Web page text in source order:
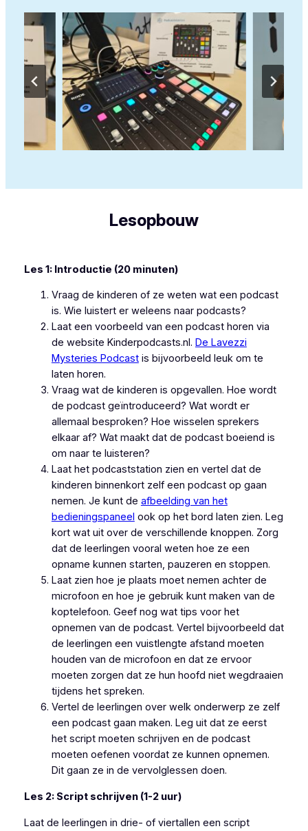
Lesopbouw
Les 1: Introductie (20 minuten)
Vraag de kinderen of ze weten wat een podcast
is. Wie luistert er weleens naar podcasts?
Laat een voorbeeld van een podcast horen via
de website Kinderpodcasts.nl. De Lavezzi
Mysteries Podcastis bijvoorbeeld leuk om te
laten horen.
Vraag wat de kinderen is opgevallen. Hoe wordt
de podcast geïntroduceerd? Wat wordt er
allemaal besproken? Hoe wisselen sprekers
elkaar af? Wat maakt dat de podcast boeiend is
om naar te luisteren?
Laat het podcaststation zien en vertel dat de
kinderen binnenkort zelf een podcast op gaan
nemen. Je kunt de afbeelding van het
bedieningspaneel ook op het bord laten zien. Leg
kort wat uit over de verschillende knoppen. Zorg
dat de leerlingen vooral weten hoe ze een
opname kunnen starten, pauzeren en stoppen.
Laat zien hoe je plaats moet nemen achter de
microfoon en hoe je gebruik kunt maken van de
koptelefoon. Geef nog wat tips voor het
opnemen van de podcast. Vertel bijvoorbeeld dat
de leerlingen een vuistlengte afstand moeten
houden van de microfoon en dat ze ervoor
moeten zorgen dat ze hun hoofd niet wegdraaien
tijdens het spreken.
Vertel de leerlingen over welk onderwerp ze zelf
een podcast gaan maken. Leg uit dat ze eerst
het script moeten schrijven en de podcast
moeten oefenen voordat ze kunnen opnemen.
Dit gaan ze in de vervolglessen doen.
Les 2: Script schrijven (1-2 uur)
Laat de leerlingen in drie- of viertallen een script